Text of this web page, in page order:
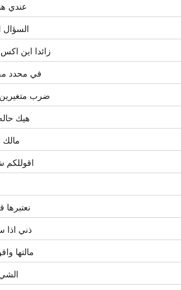
عندي
زائدا اين
في محدد
ضرب
هيك
مالك
اقوللكم
نعتبرها
ذني اذا
مالتها